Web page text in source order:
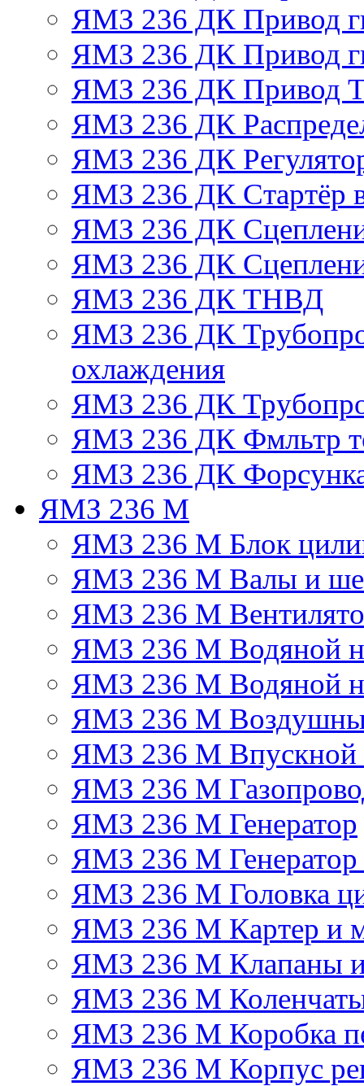
ЯМЗ 236 ДК Привод
ЯМЗ 236 ДК Привод
ЯМЗ 236 ДК Привод
ЯМЗ 236 ДК
ЯМЗ 236 ДК
ЯМЗ 236 ДК Стартёр
ЯМЗ 236 ДК
ЯМЗ 236 ДК
ЯМЗ 236 ДК ТНВД
ЯМЗ 236 ДК
охлаждения
ЯМЗ 236 ДК
ЯМЗ 236 ДК Фмльтр
ЯМЗ 236 ДК
ЯМЗ 236 М
ЯМЗ 236 М Блок
ЯМЗ 236 М Валы и
ЯМЗ 236 М
ЯМЗ 236 М Водяной
ЯМЗ 236 М Водяной
ЯМЗ 236 М
ЯМЗ 236 М Впускной
ЯМЗ 236 М
ЯМЗ 236 М Генератор
ЯМЗ 236 М Генератор
ЯМЗ 236 М Головка
ЯМЗ 236 М Картер и
ЯМЗ 236 М Клапаны и
ЯМЗ 236 М
ЯМЗ 236 М Коробка
ЯМЗ 236 М Корпус